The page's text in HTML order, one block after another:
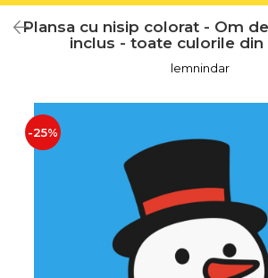
Semne de carte
Decoratiuni cu lumina
Decoratiuni pentru cei dragi
Decoratiuni cu peisaje de iarna
Sosete de Craciun
Magneti de Craciun
Jucarii din lemn
Plansa cu nisip colorat - Om
inclus - toate culorile din
lemnindar
-25%